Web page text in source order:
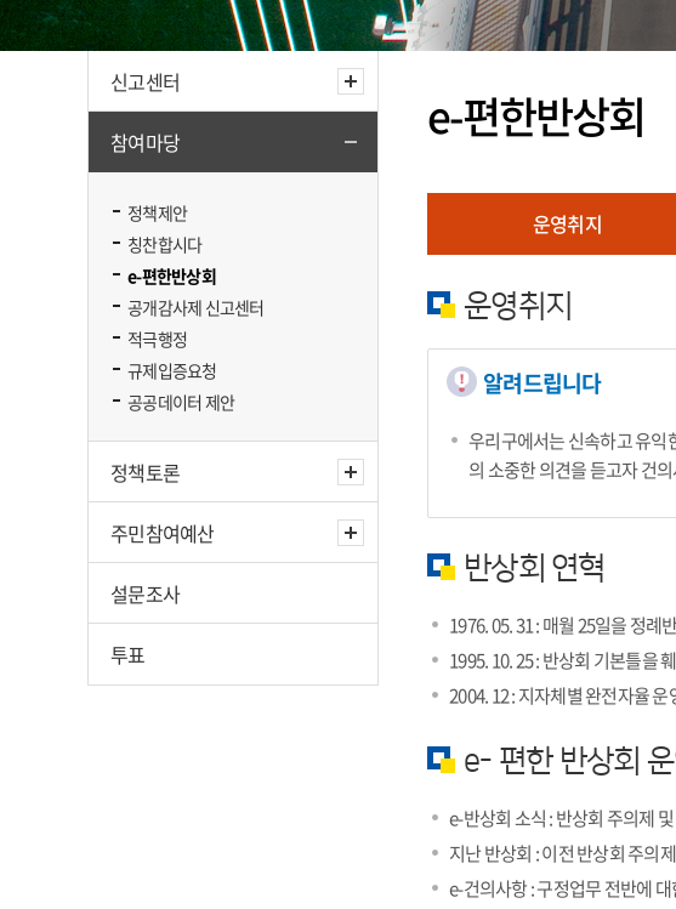
신고센터
참여마당
정책제안
칭찬합시다
e-편한반상회
공개감사제 신고센터
적극행정
규제입증요청
공공데이터 제안
정책토론
주민참여예산
설문조사
투표
e-편한반상회
운영취지
운영취지
알려드립니다
우리구에서는 신속하고 유익
의 소중한 의견을 듣고자 건
반상회 연혁
1976. 05. 31 : 매월 25일을 정례
1995. 10. 25 : 반상회 기본틀을
2004. 12 : 지자체별 완전자율
e- 편한 반상회
e-반상회 소식 : 반상회 주의제
지난 반상회 : 이전 반상회 주의
e-건의사항 : 구정업무 전반에